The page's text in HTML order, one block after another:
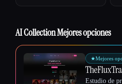
AI Collection Mejores opciones
★Mejores
Estudio de